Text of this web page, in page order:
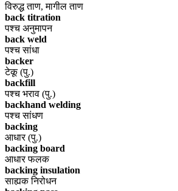
विरुद्ध ताण, मागील ताण
back titration
पश्च अनुमापन
back weld
पश्च सांधा
backer
टेकू (पु.)
backfill
पश्च भराव (पु.)
backhand welding
पश्च सांधण
backing
आधार (पु.)
backing board
आधार फलक
backing insulation
साह्यक निरोधन